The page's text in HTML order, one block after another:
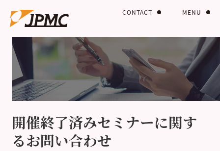
MENU
CONTACT
開催終了済みセミナーに関す
るお問い合わせ